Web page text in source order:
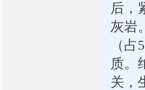
后，
灰岩
（占
质。
关，